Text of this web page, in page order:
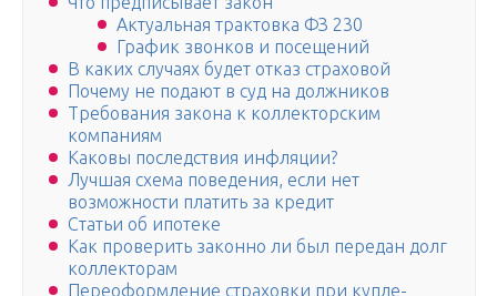
Актуальная трактовка ФЗ 230
График звонков и посещений
В каких случаях будет отказ страховой
Почему не подают в суд на должников
Требования закона к коллекторским
компаниям
Каковы последствия инфляции?
Лучшая схема поведения, если нет
возможности платить за кредит
Статьи об ипотеке
Как проверить законно ли был передан долг
коллекторам
Переоформление страховки при купле-